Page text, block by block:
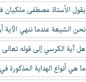
يقول الاُستاذ مصطفى ملكيان
نحن الشيعة عندما ننهي الآية
هل آية الكرسي إلى قوله
ما هي أنواع الهداية